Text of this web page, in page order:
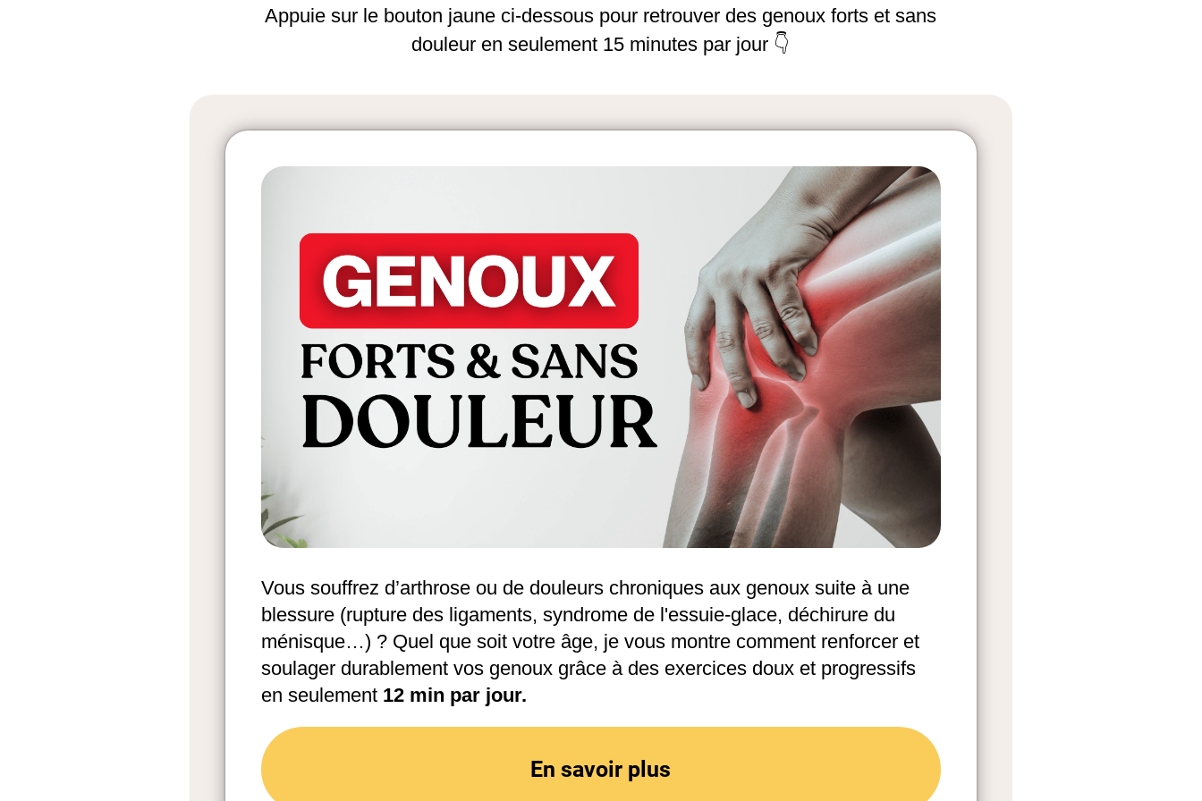
Appuie sur le bouton jaune ci-dessous pour retrouver des genoux forts et sans
douleur en seulement 15 minutes par jour 👇
Vous souffrez d’arthrose ou de douleurs chroniques aux genoux suite à une
blessure (rupture des ligaments, syndrome de l'essuie-glace, déchirure du
ménisque…) ? Quel que soit votre âge, je vous montre comment renforcer et
soulager durablement vos genoux grâce à des exercices doux et progressifs
en seulement 12 min par jour.
En savoir plus